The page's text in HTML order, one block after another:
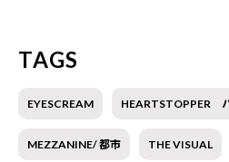
TAGS
EYESCREAM HEARTSTOPPER
MEZZANINE/ 都市 THE VISUAL